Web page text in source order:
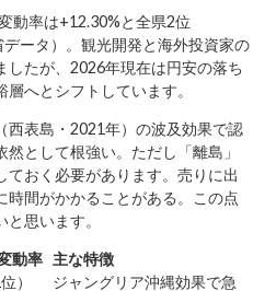
動率は+12.30%と全県2位
ータ）。観光開発と海外投資家の
したが、2026年現在は円安の落ち
へとシフトしています。
西表島・2021年）の波及効果で認
として根強い。ただし「離島」
ておく必要があります。売りに出
時間がかかることがある。この点
思います。
動率 主な特徴
）
ジャングリア沖縄効果で急